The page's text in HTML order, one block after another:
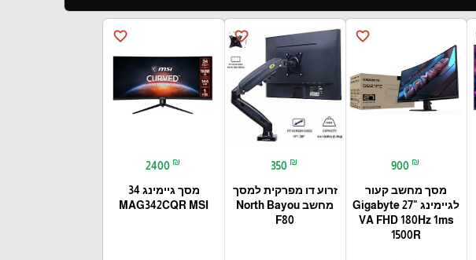
favorite_border
900 ₪
מסך מחשב קעור
לגיימינג Gigabyte 27"
VA FHD 180Hz 1ms
1500R
favorite_border
350 ₪
זרוע דו מפרקית למסך
מחשב North Bayou
F80
favorite_border
2400 ₪
מסך גיימינג 34
MAG342CQR MSI